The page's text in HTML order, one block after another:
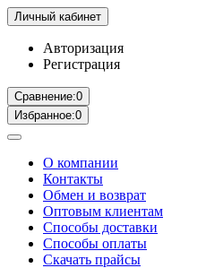
Личный кабинет
Авторизация
Регистрация
Сравнение:0
Избранное:0
О компании
Контакты
Обмен и возврат
Оптовым клиентам
Способы доставки
Способы оплаты
Скачать прайсы